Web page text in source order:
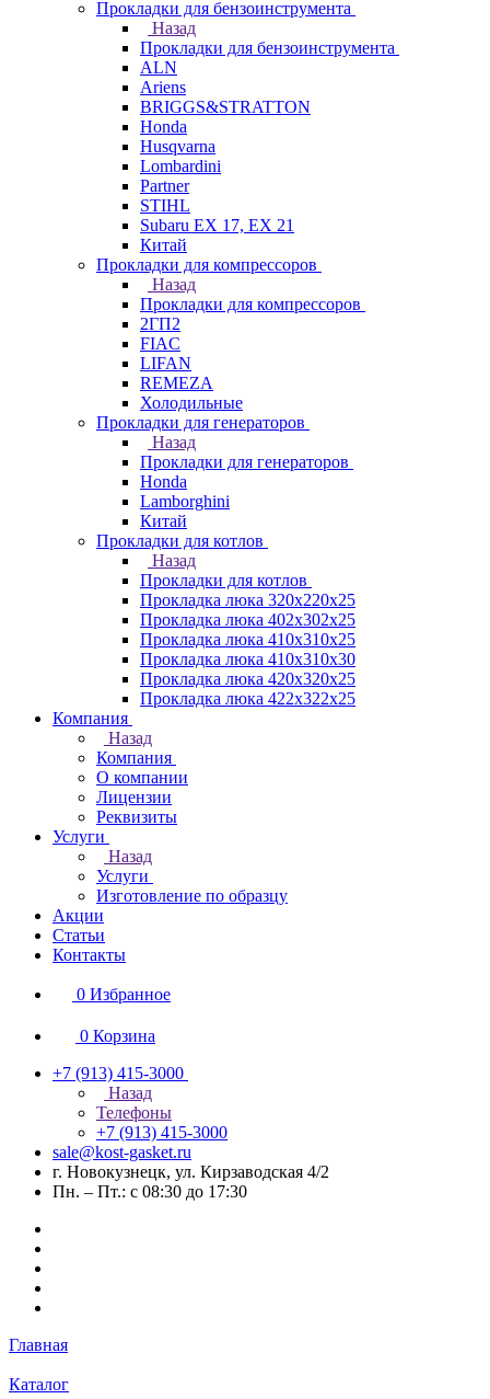
Прокладки для бензоинструмента
Назад
Прокладки для бензоинструмента
ALN
Ariens
BRIGGS&STRATTON
Honda
Husqvarna
Lombardini
Partner
STIHL
Subaru EX 17, EX 21
Китай
Прокладки для компрессоров
Назад
Прокладки для компрессоров
2ГП2
FIAC
LIFAN
REMEZA
Холодильные
Прокладки для генераторов
Назад
Прокладки для генераторов
Honda
Lamborghini
Китай
Прокладки для котлов
Назад
Прокладки для котлов
Прокладка люка 320x220x25
Прокладка люка 402x302x25
Прокладка люка 410x310x25
Прокладка люка 410х310х30
Прокладка люка 420x320x25
Прокладка люка 422x322x25
Компания
Назад
Компания
О компании
Лицензии
Реквизиты
Услуги
Назад
Услуги
Изготовление по образцу
Акции
Статьи
Контакты
0 Избранное
0 Корзина
+7 (913) 415-3000
Назад
Телефоны
+7 (913) 415-3000
sale@kost-gasket.ru
г. Новокузнецк, ул. Кирзаводская 4/2
Пн. – Пт.: с 08:30 до 17:30
Главная
Каталог